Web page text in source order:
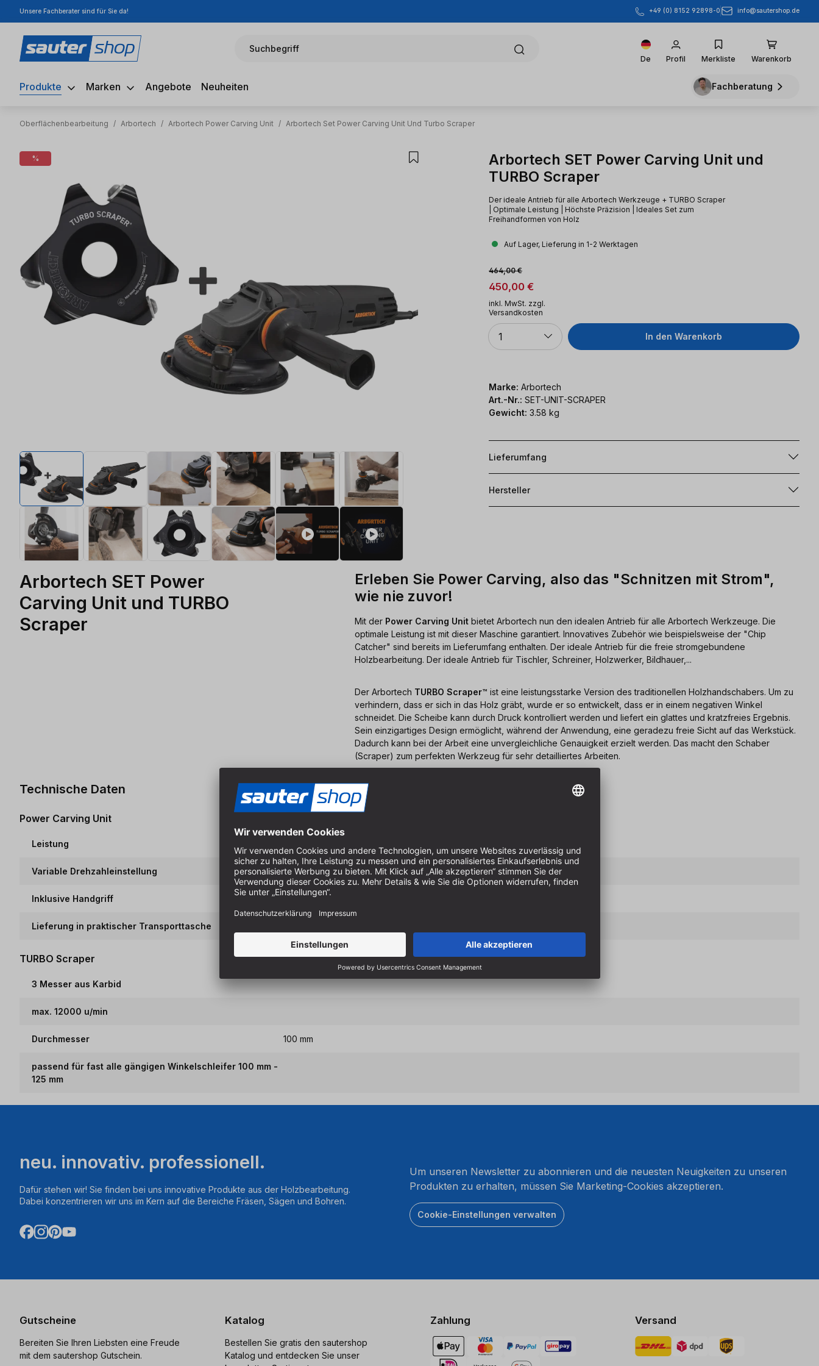
Hauptinhalt springen
Zur Suche springen
Zur Hauptnavigation springen
Unsere Fachberater sind für Sie da! +49 (0) 8152 92898-0 info@sautershop.de
Suchbegriff
De Profil Merkliste Warenkorb
Produkte Marken Angebote Neuheiten Fachberatung
Oberflächenbearbeitung / Arbortech / Arbortech Power Carving Unit / Arbortech Set Power Carving Unit Und Turbo Scraper
Bildergalerie überspringen
%
Arbortech SET Power Carving Unit und
TURBO Scraper
Der ideale Antrieb für alle Arbortech Werkzeuge + TURBO Scraper
| Optimale Leistung | Höchste Präzision | Ideales Set zum
Freihandformen von Holz
Auf Lager, Lieferung in 1-2 Werktagen
Verkaufspreis:
450,00 €
Regulärer Preis:
464,00 €
inkl. MwSt. zzgl.
Versandkosten
Anzahl
1 In den Warenkorb
Marke: Arbortech
Art.-Nr.: SET-UNIT-SCRAPER
Gewicht: 3.58 kg
Lieferumfang
Hersteller
Arbortech SET Power
Carving Unit und TURBO
Scraper
Erleben Sie Power Carving, also das "Schnitzen mit Strom",
wie nie zuvor!
Mit der Power Carving Unit bietet Arbortech nun den idealen Antrieb für alle Arbortech Werkzeuge. Die
optimale Leistung ist mit dieser Maschine garantiert. Innovatives Zubehör wie beispielsweise der "Chip
Catcher" sind bereits im Lieferumfang enthalten. Der ideale Antrieb für die freie stromgebundene
Holzbearbeitung. Der ideale Antrieb für Tischler, Schreiner, Holzwerker, Bildhauer,...
Der Arbortech TURBO Scraper™ ist eine leistungsstarke Version des traditionellen Holzhandschabers. Um zu
verhindern, dass er sich in das Holz gräbt, wurde er so entwickelt, dass er in einem negativen Winkel
schneidet. Die Scheibe kann durch Druck kontrolliert werden und liefert ein glattes und kratzfreies Ergebnis.
Sein einzigartiges Design ermöglicht, während der Anwendung, eine geradezu freie Sicht auf das Werkstück.
Dadurch kann bei der Arbeit eine unvergleichliche Genauigkeit erzielt werden. Das macht den Schaber
(Scraper) zum perfekten Werkzeug für sehr detailliertes Arbeiten.
Technische Daten
Power Carving Unit
Leistung
Variable Drehzahleinstellung
Inklusive Handgriff
Lieferung in praktischer Transporttasche
TURBO Scraper
3 Messer aus Karbid
max. 12000 u/min
Durchmesser 100 mm
passend für fast alle gängigen Winkelschleifer 100 mm -
125 mm
neu. innovativ. professionell.
Dafür stehen wir! Sie finden bei uns innovative Produkte aus der Holzbearbeitung.
Dabei konzentrieren wir uns im Kern auf die Bereiche Fräsen, Sägen und Bohren.
Um unseren Newsletter zu abonnieren und die neuesten Neuigkeiten zu unseren
Produkten zu erhalten, müssen Sie Marketing-Cookies akzeptieren.
Cookie-Einstellungen verwalten
Gutscheine
Bereiten Sie Ihren Liebsten eine Freude
mit dem sautershop Gutschein.
Katalog
Bestellen Sie gratis den sautershop
Katalog und entdecken Sie unser
Zahlung Versand